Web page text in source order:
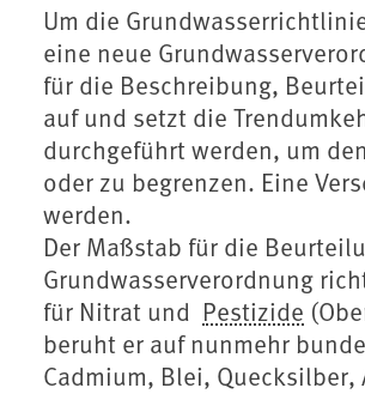
Um die
eine neue
für die Beschreibung,
auf und setzt die
durchgeführt werden, um
oder zu begrenzen. Eine
werden.
Der Maßstab für die
Grundwasserverordnung
für Nitrat und ⁠ Pestizide
beruht er auf nunmehr
Cadmium, Blei,